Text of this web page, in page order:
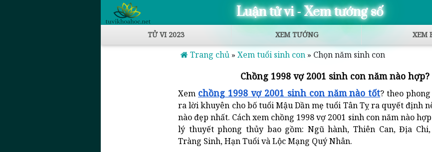
Luận tử vi - Xem tướng số
TỬ VI 2023 XEM TƯỚNG XEM
Trang chủ »Xem tuổi sinh con » Chọn năm sinh con
Chồng 1998 vợ 2001 sinh con năm nào hợp?
Xem chồng 1998 vợ 2001 sinh con năm nào tốt? theo
ra lời khuyên cho bố tuổi Mậu Dần mẹ tuổi Tân Tỵ ra quyết định
nào đẹp nhất. Cách xem chồng 1998 vợ 2001 sinh con năm nào
lý thuyết phong thủy bao gồm: Ngũ hành, Thiên Can, Địa
Tràng Sinh, Hạn Tuổi và Lộc Mạng Quý Nhân.